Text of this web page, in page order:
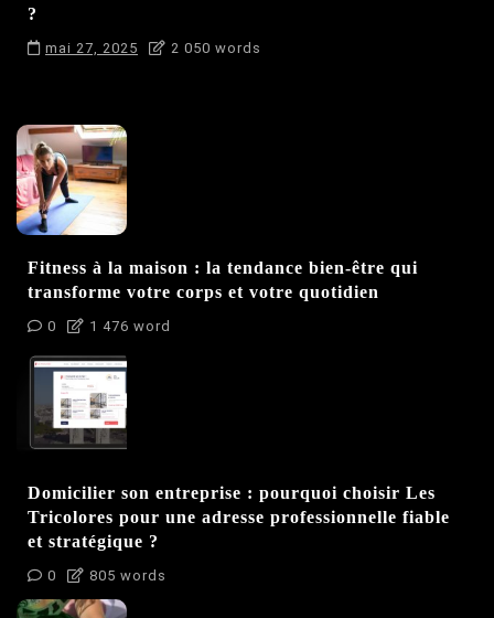
?
mai 27, 2025 2 050 words
Fitness à la maison : la tendance bien-être qui
transforme votre corps et votre quotidien
0 1 476 word
Domicilier son entreprise : pourquoi choisir Les
Tricolores pour une adresse professionnelle fiable
et stratégique ?
0 805 words